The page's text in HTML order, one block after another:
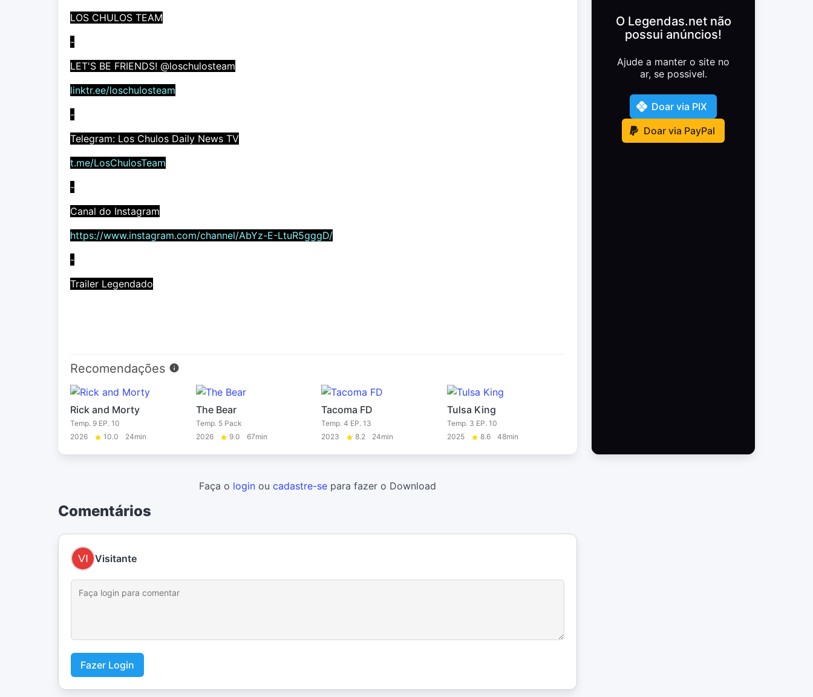
LOS CHULOS TEAM
-
LET'S BE FRIENDS! @loschulosteam
linktr.ee/loschulosteam
-
Telegram: Los Chulos Daily News TV
t.me/LosChulosTeam
-
Canal do Instagram
https://www.instagram.com/channel/AbYz-E-LtuR5gggD/
-
Trailer Legendado
Recomendações
Rick and Morty
Temp. 9 EP. 10
2026
10.0 24min
The Bear
Temp. 5 Pack
2026
9.0 67min
Tacoma FD
Temp. 4 EP. 13
2023
8.2 24min
Tulsa King
Temp. 3 EP. 10
2025
8.6 48min
O Legendas.net não
possui anúncios!
Ajude a manter o site no
ar, se possivel.
Doar via PIX
Doar via PayPal
Faça o login ou cadastre-se para fazer o Download
Comentários
Visitante
Fazer Login